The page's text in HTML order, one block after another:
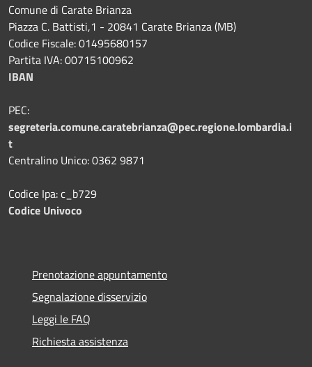
Comune di Carate Brianza
Piazza C. Battisti,1 - 20841 Carate Brianza (MB)
Codice Fiscale: 01495680157
Partita IVA: 00715100962
IBAN
PEC:
segreteria.comune.caratebrianza@pec.regione.lombardia.i
t
Centralino Unico: 0362 9871
Codice Ipa: c_b729
Codice Univoco
Prenotazione appuntamento
Segnalazione disservizio
Leggi le FAQ
Richiesta assistenza